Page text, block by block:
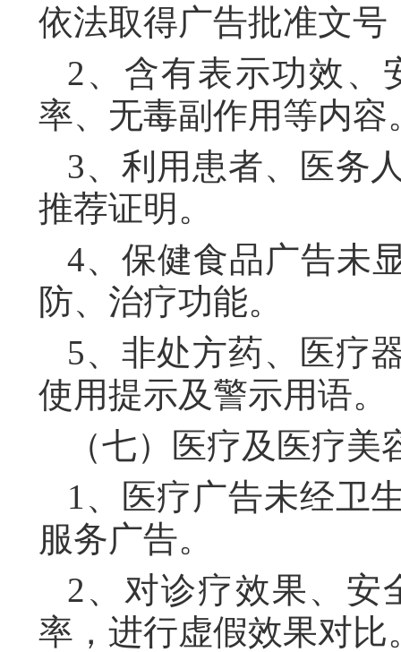
依法取得广告批准文
2、含有表示功效、
率、无毒副作用等内容
3、利用患者、医务
推荐证明。
4、保健食品广告未
防、治疗功能。
5、非处方药、医疗
使用提示及警示用语。
（七）医疗及医疗
1、医疗广告未经卫
服务广告。
2、对诊疗效果、安
率，进行虚假效果对比